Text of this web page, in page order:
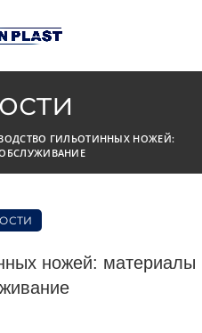
ГИЛЬОТИННЫХ НОЖЕЙ:
ножей: материалы